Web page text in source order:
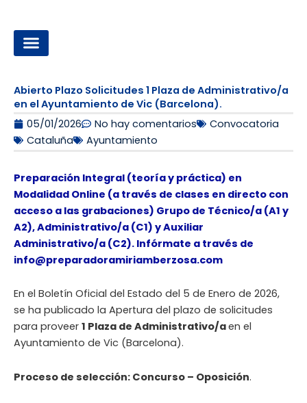
contenido
Abierto Plazo Solicitudes 1 Plaza de Administrativo/a
en el Ayuntamiento de Vic (Barcelona).
05/01/2026
No hay comentarios
Convocatoria
Cataluña
Ayuntamiento
Preparación Integral (teoría y práctica) en
Modalidad Online (a través de clases en directo con
acceso a las grabaciones) Grupo de Técnico/a (A1 y
A2), Administrativo/a (C1) y Auxiliar
Administrativo/a (C2). Infórmate a través de
info@preparadoramiriamberzosa.com
En el Boletín Oficial del Estado del 5 de Enero de 2026,
se ha publicado la Apertura del plazo de solicitudes
para proveer 1 Plaza de Administrativo/aen el
Ayuntamiento de Vic (Barcelona).
Proceso de selección: Concurso – Oposición.